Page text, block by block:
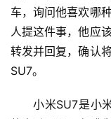
车，询问他喜欢哪
人提这件事，他应
转发并回复，确认
SU7。
小米SU7是小